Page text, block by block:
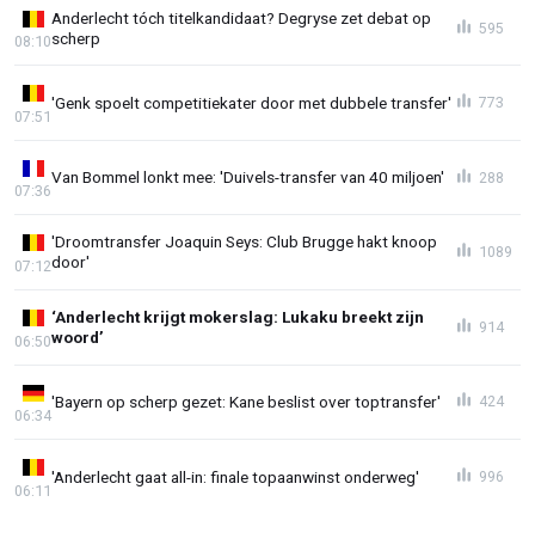
Anderlecht tóch titelkandidaat? Degryse zet debat op
scherp
08:10
595
'Genk spoelt competitiekater door met dubbele transfer'
07:51
773
Van Bommel lonkt mee: 'Duivels-transfer van 40 miljoen'
07:36
288
'Droomtransfer Joaquin Seys: Club Brugge hakt knoop
door'
07:12
1089
‘Anderlecht krijgt mokerslag: Lukaku breekt zijn
woord’
06:50
914
'Bayern op scherp gezet: Kane beslist over toptransfer'
06:34
424
'Anderlecht gaat all-in: finale topaanwinst onderweg'
06:11
996